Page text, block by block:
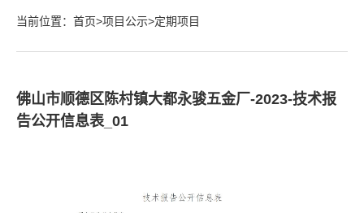
当前位置： 首页>项目公示>定期项目
佛山市顺德区陈村镇大都永骏五金厂-2023-技术报
告公开信息表_01